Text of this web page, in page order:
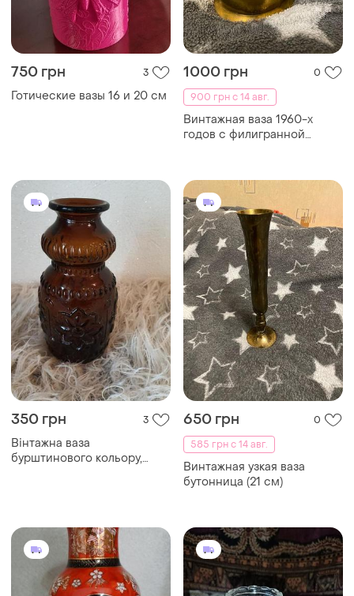
750 грн 3
Готические вазы 16 и 20 см
1000 грн
0
900 грн с 14 авг.
Винтажная ваза 1960-х
годов с филигранной
350 грн 3
Вінтажна ваза
бурштинового кольору,
650 грн
0
585 грн с 14 авг.
Винтажная узкая ваза
бутонница (21 см)